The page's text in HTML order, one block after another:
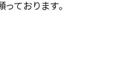
ております。